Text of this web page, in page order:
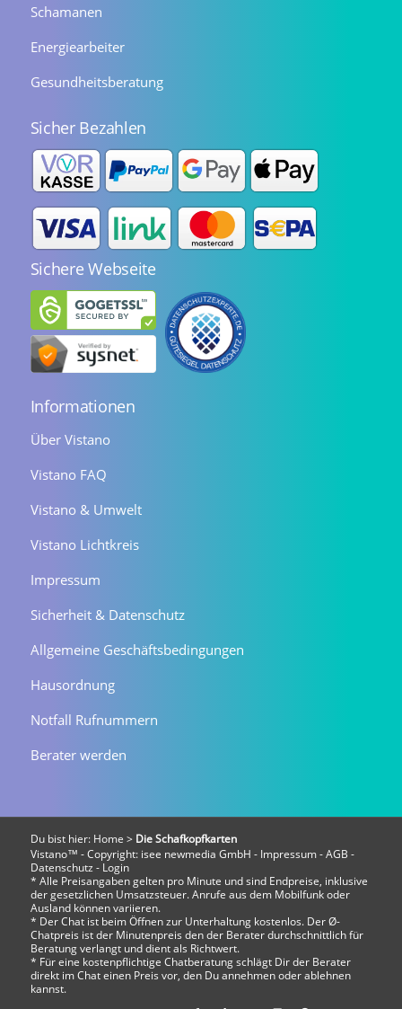
Schamanen
Energiearbeiter
Gesundheitsberatung
Sicher Bezahlen
Sichere Webseite
Informationen
Über Vistano
Vistano FAQ
Vistano & Umwelt
Vistano Lichtkreis
Impressum
Sicherheit & Datenschutz
Allgemeine Geschäftsbedingungen
Hausordnung
Notfall Rufnummern
Berater werden
Du bist hier: Home > Die Schafkopfkarten
Vistano™ - Copyright: isee newmedia GmbH - Impressum-AGB -
Datenschutz - Login
* Alle Preisangaben gelten pro Minute und sind Endpreise, inklusive
der gesetzlichen Umsatzsteuer. Anrufe aus dem Mobilfunk oder
Ausland können variieren.
* Der Chat ist beim Öffnen zur Unterhaltung kostenlos. Der Ø-
Chatpreis ist der Minutenpreis den der Berater durchschnittlich für
Beratung verlangt und dient als Richtwert.
* Für eine kostenpflichtige Chatberatung schlägt Dir der Berater
direkt im Chat einen Preis vor, den Du annehmen oder ablehnen
kannst.